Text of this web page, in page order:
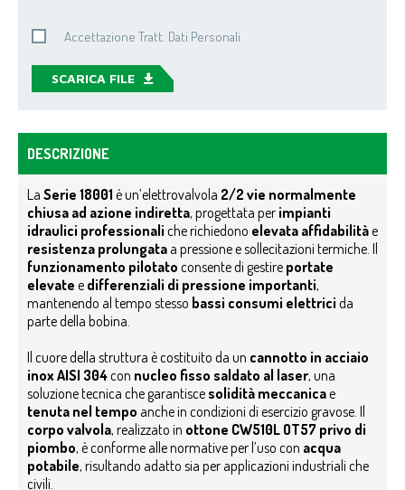
Accettazione Tratt. Dati Personali
SCARICA FILE
DESCRIZIONE
La Serie 18001 è un’elettrovalvola 2/2 vie normalmente
chiusa ad azione indiretta, progettata per impianti
idraulici professionali che richiedono elevata affidabilitàe
resistenza prolungata a pressione e sollecitazioni termiche. Il
funzionamento pilotato consente di gestire portate
elevate e differenziali di pressione importanti,
mantenendo al tempo stesso bassi consumi elettrici da
parte della bobina.
Il cuore della struttura è costituito da un cannotto in acciaio
inox AISI 304con nucleo fisso saldato al laser, una
soluzione tecnica che garantisce solidità meccanicae
tenuta nel tempo anche in condizioni di esercizio gravose. Il
corpo valvola, realizzato in ottone CW510L OT57 privo di
piombo, è conforme alle normative per l’uso con acqua
potabile, risultando adatto sia per applicazioni industriali che
civili.